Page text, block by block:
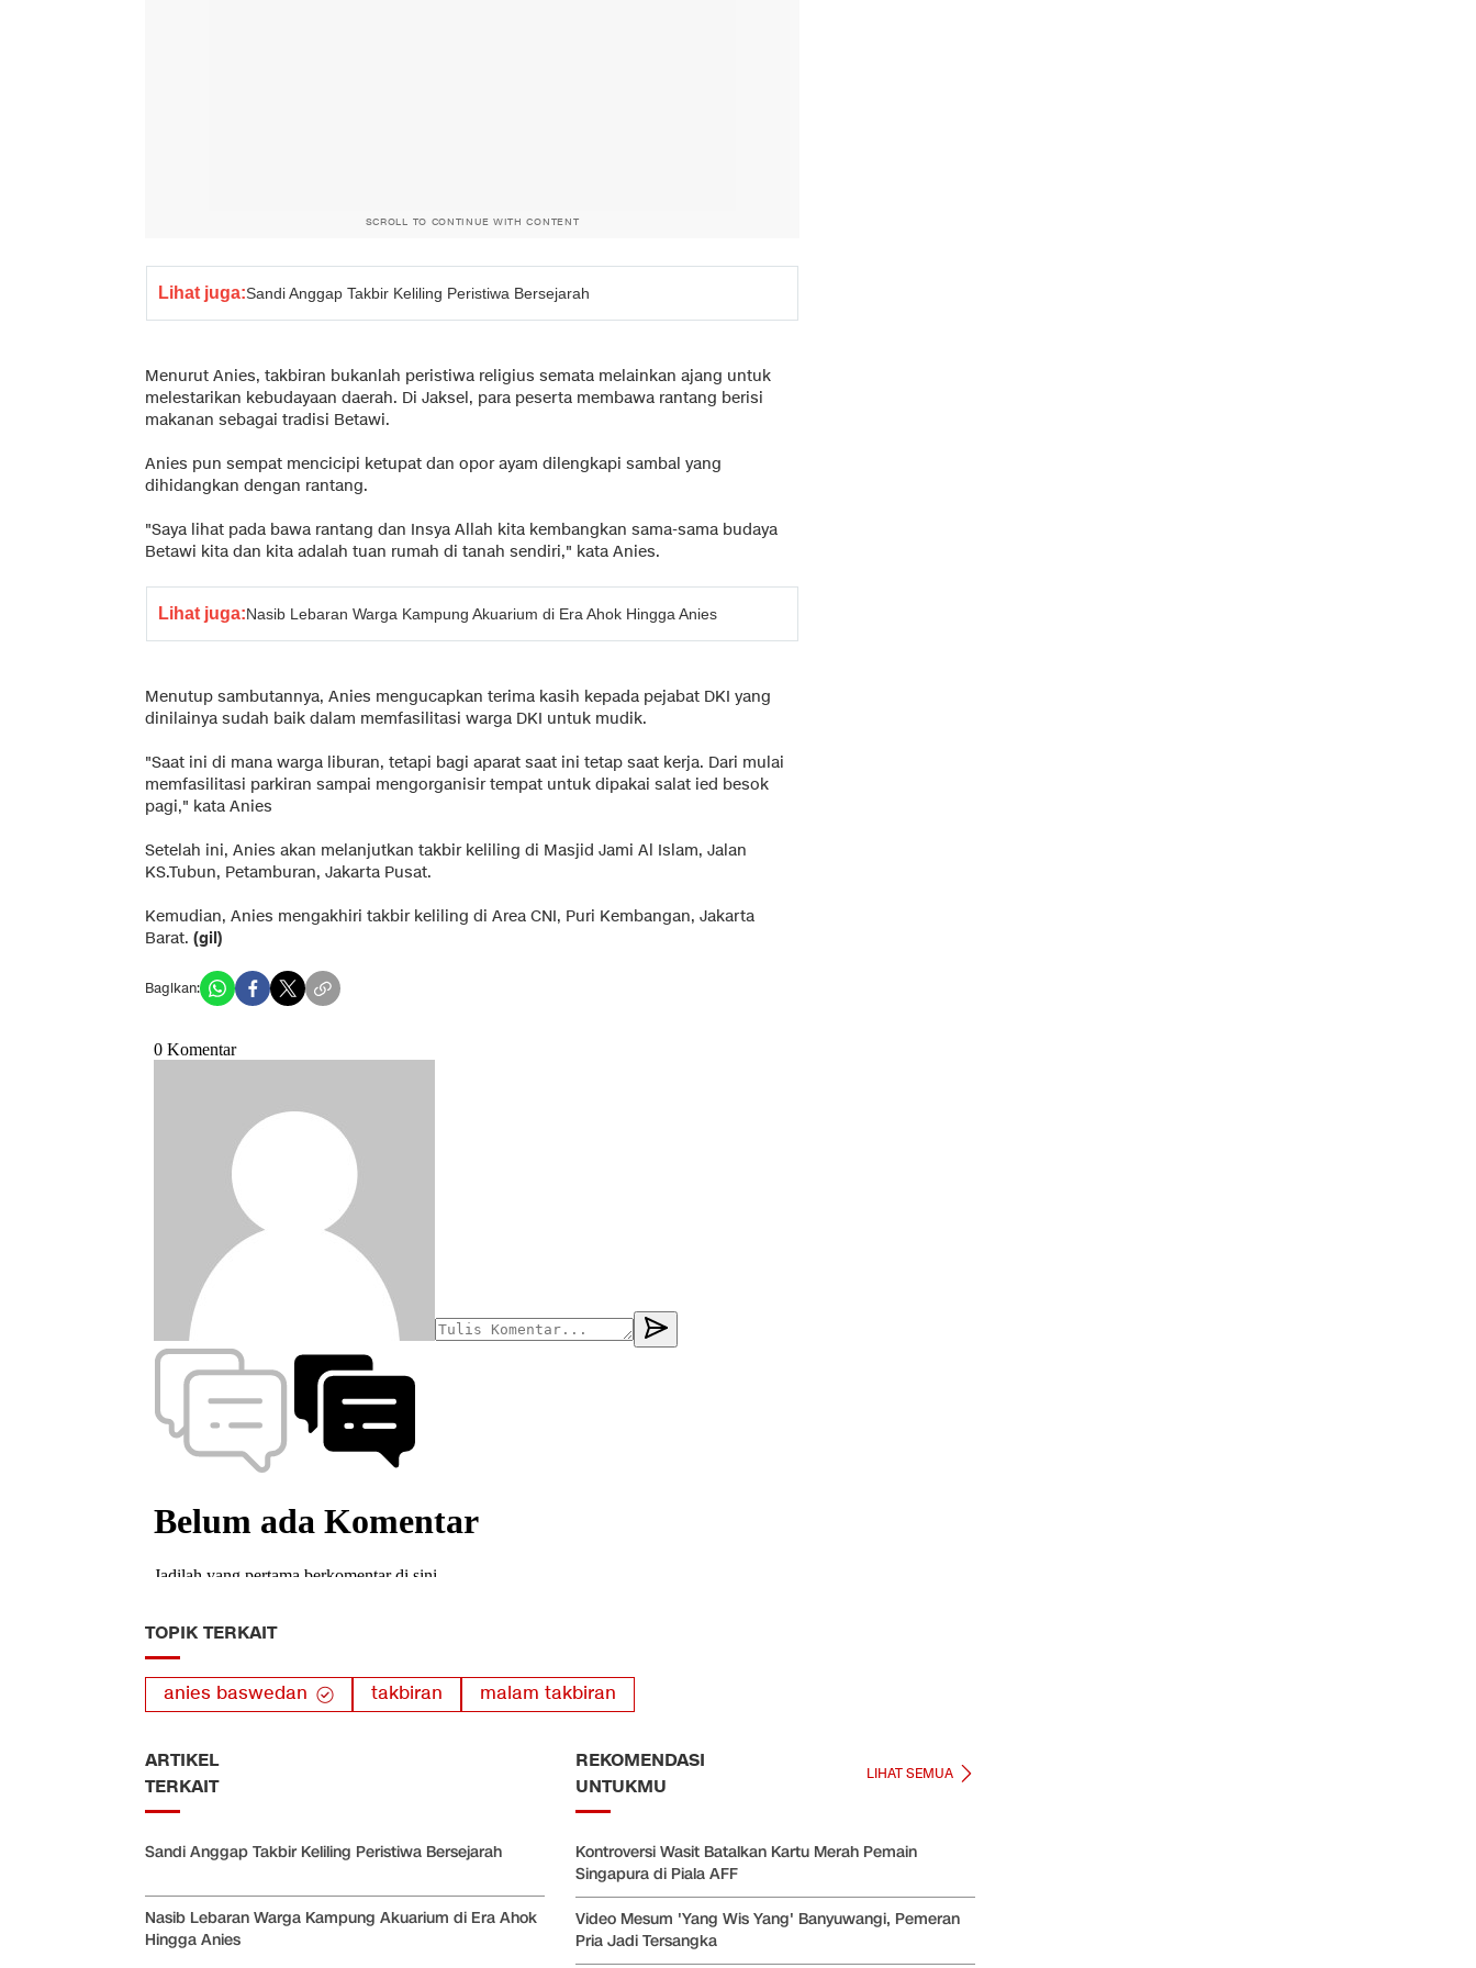
SCROLL TO CONTINUE WITH CONTENT
Lihat juga:Sandi Anggap Takbir Keliling Peristiwa Bersejarah
Menurut Anies, takbiran bukanlah peristiwa religius semata melainkan ajang untuk
melestarikan kebudayaan daerah. Di Jaksel, para peserta membawa rantang berisi
makanan sebagai tradisi Betawi.
Anies pun sempat mencicipi ketupat dan opor ayam dilengkapi sambal yang
dihidangkan dengan rantang.
"Saya lihat pada bawa rantang dan Insya Allah kita kembangkan sama-sama budaya
Betawi kita dan kita adalah tuan rumah di tanah sendiri," kata Anies.
Lihat juga:Nasib Lebaran Warga Kampung Akuarium di Era Ahok Hingga Anies
Menutup sambutannya, Anies mengucapkan terima kasih kepada pejabat DKI yang
dinilainya sudah baik dalam memfasilitasi warga DKI untuk mudik.
"Saat ini di mana warga liburan, tetapi bagi aparat saat ini tetap saat kerja. Dari mulai
memfasilitasi parkiran sampai mengorganisir tempat untuk dipakai salat ied besok
pagi," kata Anies
Setelah ini, Anies akan melanjutkan takbir keliling di Masjid Jami Al Islam, Jalan
KS.Tubun, Petamburan, Jakarta Pusat.
Kemudian, Anies mengakhiri takbir keliling di Area CNI, Puri Kembangan, Jakarta
Barat. (gil)
Bagikan:
TOPIK TERKAIT
anies baswedan takbiran malam takbiran
ARTIKEL
TERKAIT
Sandi Anggap Takbir Keliling Peristiwa Bersejarah
Nasib Lebaran Warga Kampung Akuarium di Era Ahok
Hingga Anies
REKOMENDASI
UNTUKMU
LIHAT SEMUA
Kontroversi Wasit Batalkan Kartu Merah Pemain
Singapura di Piala AFF
Video Mesum 'Yang Wis Yang' Banyuwangi, Pemeran
Pria Jadi Tersangka